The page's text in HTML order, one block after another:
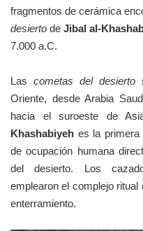
fragmentos de cerámica
desierto de Jibal al-
7.000 a.C.
Lascometas del desierto
Oriente, desde Arabia
hacia el suroeste de
Khashabiyeh es la primera
de ocupación humana
del desierto. Los
emplearon el complejo
enterramiento.